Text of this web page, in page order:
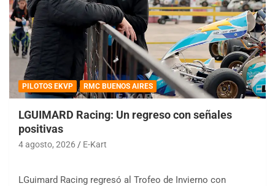
PILOTOS EKVP RMC BUENOS AIRES
LGUIMARD Racing: Un regreso con señales
positivas
4 agosto, 2026 E-Kart
LGuimard Racing regresó al Trofeo de Invierno con